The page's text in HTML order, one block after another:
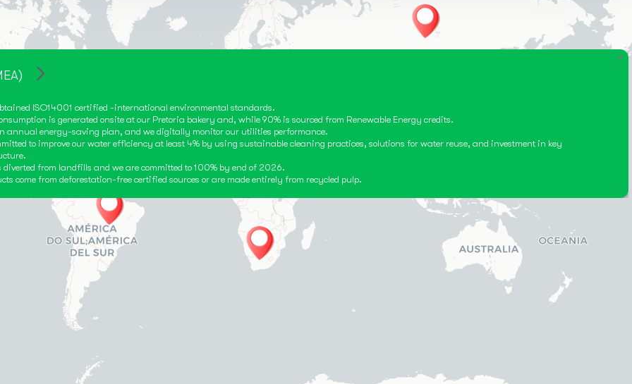
ISO14001 certified -international environmental standards.
is generated onsite at our Pretoria bakery and, while 90% is sourced from Renewable Energy credits.
annual energy-saving plan, and we digitally monitor our utilities performance.
to improve our water efficiency at least 4% by using sustainable cleaning practices, solutions for water reuse, and investment in key
diverted from landfills and we are committed to 100% by end of 2026.
come from deforestation-free certified sources or are made entirely from recycled pulp.
×